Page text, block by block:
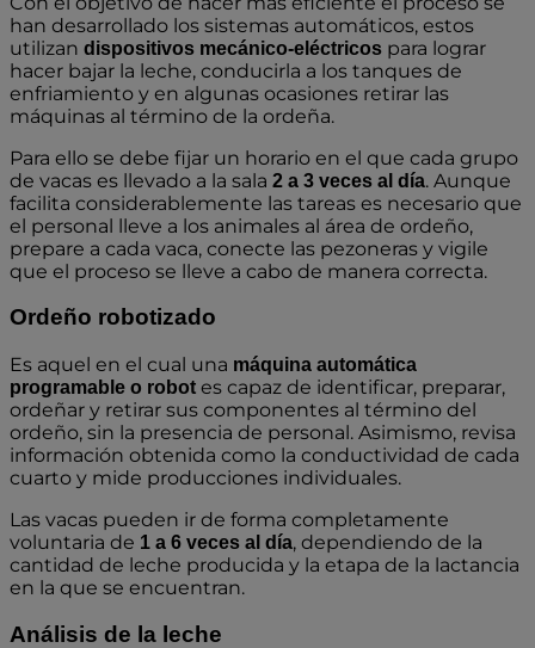
han desarrollado los sistemas automáticos, estos
utilizan dispositivos mecánico-eléctricos para lograr
hacer bajar la leche, conducirla a los tanques de
enfriamiento y en algunas ocasiones retirar las
máquinas al término de la ordeña.
Para ello se debe fijar un horario en el que cada grupo
de vacas es llevado a la sala 2 a 3 veces al día. Aunque
facilita considerablemente las tareas es necesario que
el personal lleve a los animales al área de ordeño,
prepare a cada vaca, conecte las pezoneras y vigile
que el proceso se lleve a cabo de manera correcta.
Ordeño robotizado
Es aquel en el cual una máquina automática
programable o robot es capaz de identificar, preparar,
ordeñar y retirar sus componentes al término del
ordeño, sin la presencia de personal. Asimismo, revisa
información obtenida como la conductividad de cada
cuarto y mide producciones individuales.
Las vacas pueden ir de forma completamente
voluntaria de 1 a 6 veces al día, dependiendo de la
cantidad de leche producida y la etapa de la lactancia
en la que se encuentran.
Análisis de la leche